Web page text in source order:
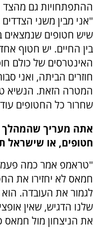
ההתפתחויות גם מהצד
"אני מבין משני
שיש חטופים שנמצאים
בין החיים. יש חטוף
האינטרסים של כולם
חוזרים הביתה, ואני
המטרה הזאת. הנשיא
שחרור כל החטופים
אתה מעריך שהמהלך
חטופים, או שישראל
"טראמפ אמר כמה
חמאס לא יחזירו את
לגמור את העובדה.
שלנו הדגיש, שאין
את הניצחון מול חמאס